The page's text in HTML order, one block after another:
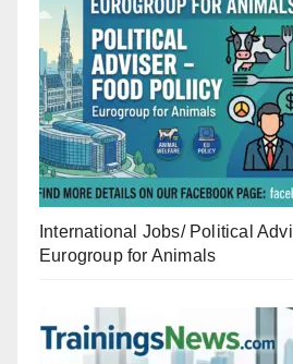
International Jobs/ Political
Eurogroup for Animals